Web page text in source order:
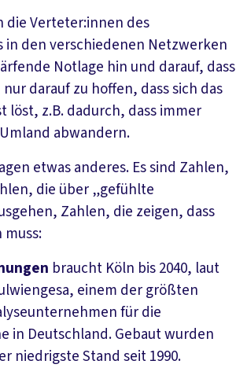
die Verteter:innen des
in den verschiedenen Netzwerken
Notlage hin und darauf, dass
darauf zu hoffen, dass sich das
löst, z.B. dadurch, dass immer
abwandern.
etwas anderes. Es sind Zahlen,
die über „gefühlte
Zahlen, die zeigen, dass
braucht Köln bis 2040, laut
einem der größten
für die
in Deutschland. Gebaut wurden
niedrigste Stand seit 1990.